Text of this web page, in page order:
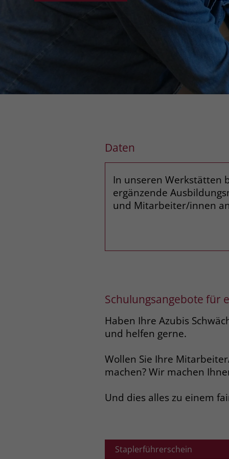
Daten
In unseren Werkstätten
ergänzende
und Mitarbeiter/innen
Schulungsangebote für
Haben Ihre Azubis
und helfen gerne.
Wollen Sie Ihre
machen? Wir machen
Und dies alles zu einem
Staplerführerschein